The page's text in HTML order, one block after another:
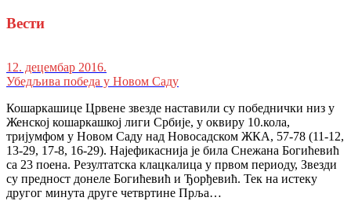
Вести
12. децембар 2016.
Убедљива победа у Новом Саду
Кошаркашице Црвене звезде наставили су победнички низ у
Женској кошаркашкој лиги Србије, у оквиру 10.кола,
тријумфом у Новом Саду над Новосадском ЖКА, 57-78 (11-12,
13-29, 17-8, 16-29). Најефикаснија је била Снежана Богићевић
са 23 поена. Резултатска клацкалица у првом периоду, Звезди
су предност донеле Богићевић и Ђорђевић. Тек на истеку
другог минута друге четвртине Прља…